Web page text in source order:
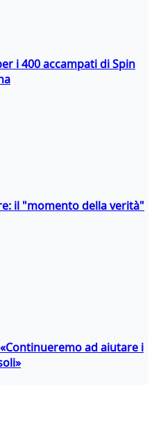
i 400 accampati di Spin
il "momento della verità"
ad aiutare i